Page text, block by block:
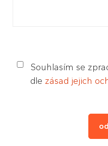
Souhlasím se
dle zásad jejich